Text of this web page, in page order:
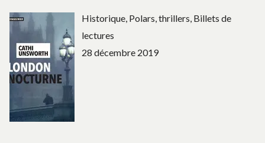
Historique, Polars, thrillers, Billets de
lectures
28 décembre 2019